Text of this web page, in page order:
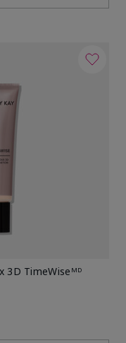
3D TimeWiseᴹᴰ